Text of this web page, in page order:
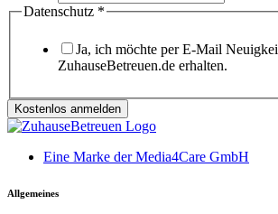
Datenschutz *
Ja, ich möchte per E-Mail
ZuhauseBetreuen.de erhalten.
Kostenlos anmelden
Eine Marke der Media4Care GmbH
Allgemeines